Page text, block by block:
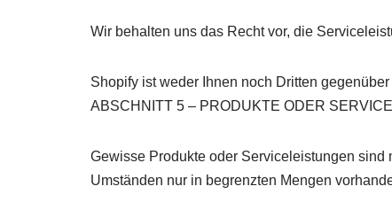
Wir behalten uns das Recht vor, die
Shopify ist weder Ihnen noch Dritten
ABSCHNITT 5 – PRODUKTE ODER
Gewisse Produkte oder Serviceleistungen
Umständen nur in begrenzten Mengen